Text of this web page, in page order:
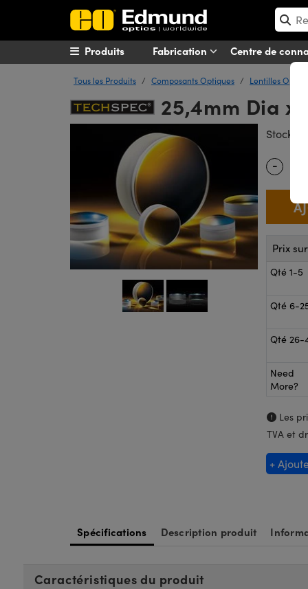
Fabrication Centre de
Produits
Tous les Produits Composants Optiques Lentilles
25,4mm Dia x
Stock
-
Prix
Qté 1-5
Qté 6-
Qté 26-
Need
More?
Les
TVA et
+
Spécifications Description produit
Caractéristiques du produit